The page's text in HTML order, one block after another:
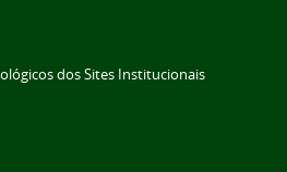
dos Sites Institucionais